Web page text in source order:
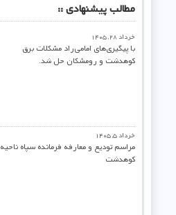
مطالب پیشنهادی ::
خرداد ۲۸, ۱۴۰۵
با پیگیری‌های امامی‌راد مشکلات برق
کوهدشت و رومشکان حل شد.
خرداد ۵, ۱۴۰۵
مراسم تودیع و معارفه فرمانده سپاه ناحیه
کوهدشت